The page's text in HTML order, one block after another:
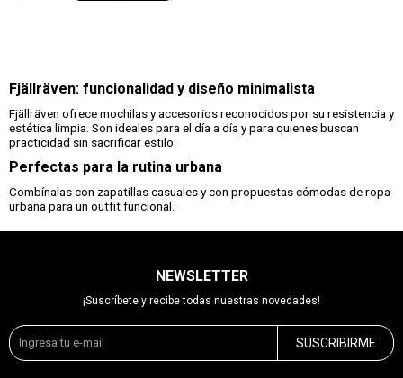
Fjällräven: funcionalidad y diseño minimalista
Fjällräven ofrece mochilas y accesorios reconocidos por su resistencia y
estética limpia. Son ideales para el día a día y para quienes buscan
practicidad sin sacrificar estilo.
Perfectas para la rutina urbana
Combínalas con zapatillas casuales y con propuestas cómodas de ropa
urbana para un outfit funcional.
NEWSLETTER
¡Suscríbete y recibe todas nuestras novedades!
SUSCRIBIRME